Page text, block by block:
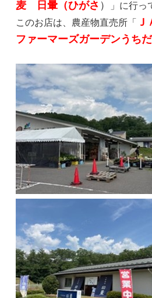
麦 日暈（ひがさ ）
」に行っ
このお店は、農産物直売所「
ファーマーズガーデンうちだ